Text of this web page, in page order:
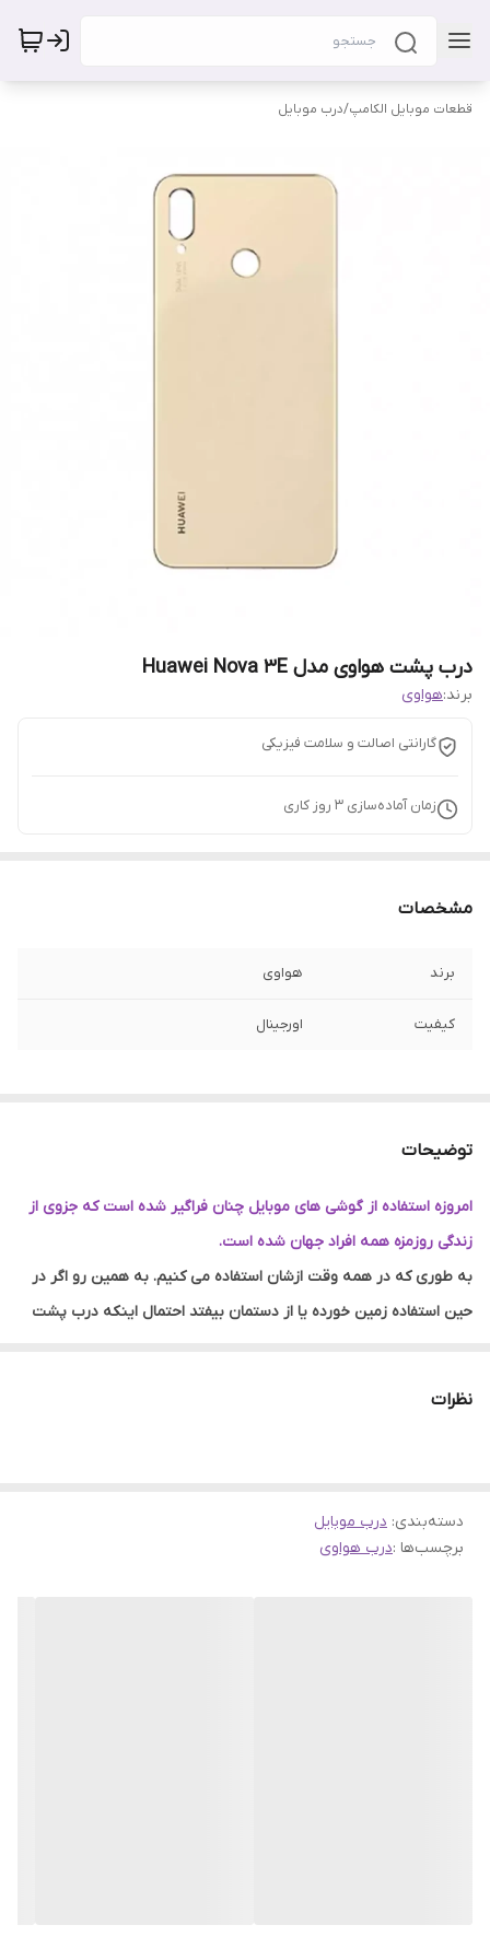
قطعات موبایل الکامپ/درب موبایل
درب پشت هواوی مدل Huawei Nova 3E
برند:هواوی
گارانتی اصالت و سلامت فیزیکی
زمان آماده‌سازی 3 روز کاری
مشخصات
برند هواوی
کیفیت اورجینال
توضیحات
امروزه استفاده از گوشی های موبایل چنان فراگیر شده است که جزوی از
زندگی روزمزه همه افراد جهان شده است.
به طوری که در همه وقت ازشان استفاده می کنیم. به همین رو اگر در
حین استفاده زمین خورده یا از دستمان بیفتد احتمال اینکه درب پشت
باتری گوشی محافظت کند
حتما نوع اصل و اورجینال آن را تهیه و خریداری کنید که با نمونه اصلی
خود گوشی مطابقت داشته باشد.
نظرات
دسته‌بندی: درب موبایل
برچسب‌ها :درب هواوی